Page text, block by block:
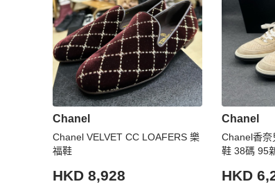
Chanel
Chanel VELVET CC LOAFERS 樂
福鞋
HKD 8,928
Chanel
Chanel香奈
鞋 38碼 95
HKD